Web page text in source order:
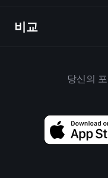
메신저
지수
회사
Playtrade 소개
도움말 센터
개인 정보 보호 정책
위험 공개
비교
Yahoo Finance
TradingView
당신의